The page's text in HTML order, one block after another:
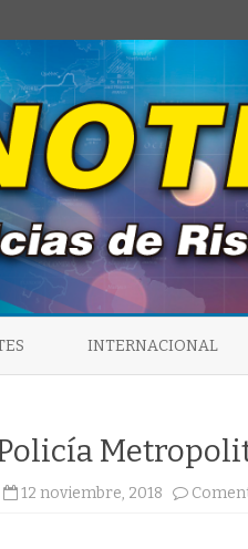
INTERNACIONAL
12 noviembre, 2018